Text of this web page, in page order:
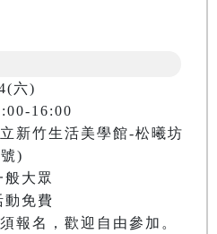
六)
16:00
新竹生活美學館-松曦坊
)
大眾
動免費
報名，歡迎自由參加。